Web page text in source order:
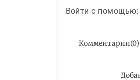
Войти с помощью:
Комментарии(0)